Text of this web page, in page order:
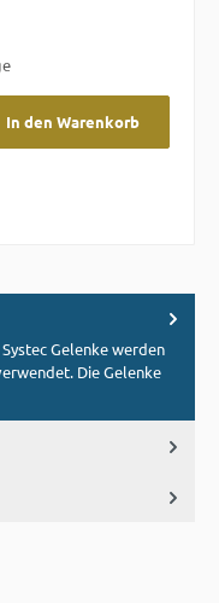
In den Warenkorb
Gelenke werden
Die Gelenke